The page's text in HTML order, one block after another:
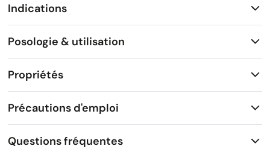
Indications
Posologie & utilisation
Propriétés
Précautions d'emploi
Questions fréquentes